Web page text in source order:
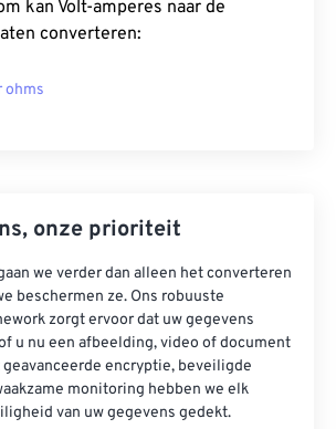
kan Volt-amperes naar de
converteren:
ohms
onze prioriteit
we verder dan alleen het converteren
beschermen ze. Ons robuuste
zorgt ervoor dat uw gegevens
u nu een afbeelding, video of document
encryptie, beveiligde
monitoring hebben we elk
van uw gegevens gedekt.